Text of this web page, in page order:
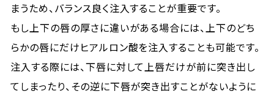
まうため、バランス良く注入することが重要です。
もし上下の唇の厚さに違いがある場合には、上下のどち
らかの唇にだけヒアルロン酸を注入することも可能です。
注入する際には、下唇に対して上唇だけが前に突き出し
てしまったり、その逆に下唇が突き出すことがないように